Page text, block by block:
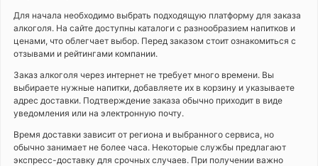
Для начала необходимо выбрать подходящую платформу для заказа
алкоголя. На сайте доступны каталоги с разнообразием напитков и
ценами, что облегчает выбор. Перед заказом стоит ознакомиться с
отзывами и рейтингами компании.
Заказ алкоголя через интернет не требует много времени. Вы
выбираете нужные напитки, добавляете их в корзину и указываете
адрес доставки. Подтверждение заказа обычно приходит в виде
уведомления или на электронную почту.
Время доставки зависит от региона и выбранного сервиса, но
обычно занимает не более часа. Некоторые службы предлагают
экспресс-доставку для срочных случаев. При получении важно